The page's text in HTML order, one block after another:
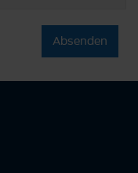
Absenden